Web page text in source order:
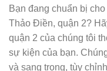
Bạn đang chuẩn bị
Thảo Điền, quận 2?
quận 2 của chúng tôi
sự kiện của bạn.
và sang trọng, tùy